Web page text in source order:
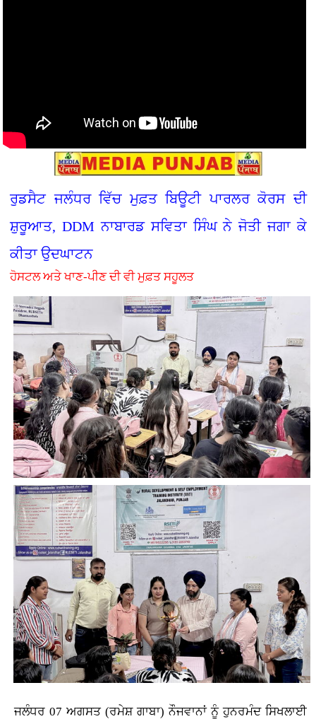
ਰੁਡਸੈਟ ਜਲੰਧਰ ਵਿੱਚ ਮੁਫ਼ਤ ਬਿਊਟੀ ਪਾਰਲਰ ਕੋਰਸ ਦੀ
ਸ਼ੁਰੂਆਤ, DDM ਨਾਬਾਰਡ ਸਵਿਤਾ ਸਿੰਘ ਨੇ ਜੋਤੀ ਜਗਾ ਕੇ
ਕੀਤਾ ਉਦਘਾਟਨ
ਹੋਸਟਲ ਅਤੇ ਖਾਣ-ਪੀਣ ਦੀ ਵੀ ਮੁਫ਼ਤ ਸਹੂਲਤ
ਜਲੰਧਰ 07 ਅਗਸਤ (ਰਮੇਸ਼ ਗਾਬਾ)ਨੌਜਵਾਨਾਂ ਨੂੰ ਹੁਨਰਮੰਦ ਸਿਖਲਾਈ